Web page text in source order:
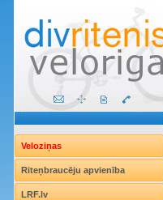
Veloziņas
Riteņbraucēju apvienība
LRF.lv